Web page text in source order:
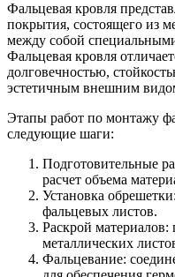
Фальцевая кровля
покрытия, состоящего из
между собой
Фальцевая кровля
долговечностью,
эстетичным внешним
Этапы работ по монтажу
следующие шаги:
Подготовительные
расчет объема
Установка
фальцевых листов.
Раскрой
металлических
Фальцевание: